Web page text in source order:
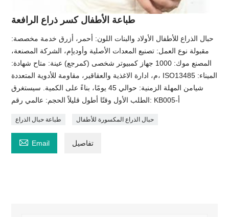
طباعة الأطفال كسر ذراع الرافعة
حبال الذراع للأطفال الأولاد والبنات اللون: أحمر، أزرق خدمة مخصصة:
مقبولة نوع العمل: تصنيع المعدات الأصلية وأوديإم، الشركة المصنعة،
المصنع موك: 1000 جهاز كمبيوتر شخصى (كمرجع) عينة: متاح شهادة:
م، ادارة الاغذية والعقاقير، مقاومة للأدوية المتعددة، ISO13485 الميناء:
شيامن المهلة الزمنية: حوالي 45 يومًا، بناءً على الكمية. سيستغرق
الطلب الأول وقتًا أطول قليلاً الحجم: عالمي رقم: KB005-أ
طباعة حبال الذراع حبال الذراع المكسورة للأطفال
 Email تفاصيل